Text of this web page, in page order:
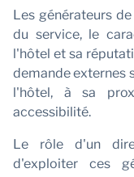
Les générateurs
du service, le
l'hôtel et sa
demande externes
l'hôtel, à sa
accessibilité.
Le rôle d'un
d'exploiter ces